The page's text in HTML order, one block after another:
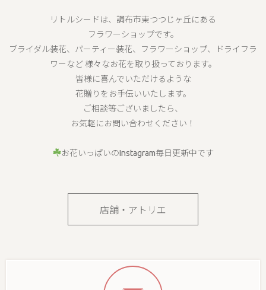
リトルシードは、調布市東つつじヶ丘にある
フラワーショップです。
ブライダル装花、パーティー装花、フラワーショップ、ドライフラ
ワーなど 様々なお花を取り扱っております。
皆様に喜んでいただけるような
花贈りをお手伝いいたします。
ご相談等ございましたら、
お気軽にお問い合わせください！
お花いっぱいのInstagram毎日更新中です
店舗・アトリエ